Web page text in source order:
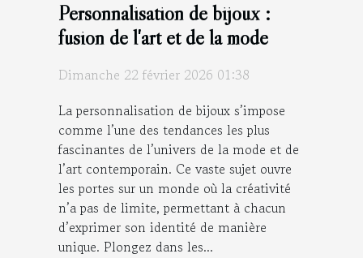
Personnalisation de bijoux :
fusion de l'art et de la mode
Dimanche 22 février 2026 01:38
La personnalisation de bijoux s’impose
comme l’une des tendances les plus
fascinantes de l’univers de la mode et de
l’art contemporain. Ce vaste sujet ouvre
les portes sur un monde où la créativité
n’a pas de limite, permettant à chacun
d’exprimer son identité de manière
unique. Plongez dans les...